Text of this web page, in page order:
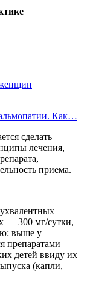
Как…
сделать
лечения,
приема.
— 300 мг/сутки,
выше у
препаратами
детей ввиду их
(капли,